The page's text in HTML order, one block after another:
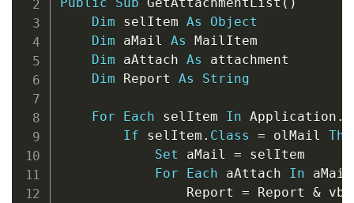
Dim selItem As
Object
Dim aMail As MailItem
Dim aAttach As attachment
Dim Report As String
For Each selItem In Application .
If selItem . Class = olMail
Set aMail = selItem
For
Each aAttach In aMail
                Report
= Report &